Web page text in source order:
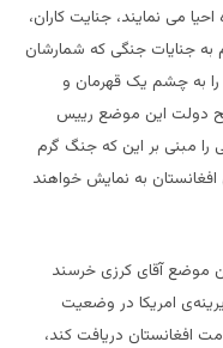
می نمایند، جنایت کاران،
به جنایات جنگی که شمارشان
به چشم یک قهرمان و
دولت این موضع رییس
را مبنی بر این که جنگ گرم
به نمایش خواهند
موضع آقای کرزی خرسند
امریکا در وضعیت
افغانستان دریافت کند،